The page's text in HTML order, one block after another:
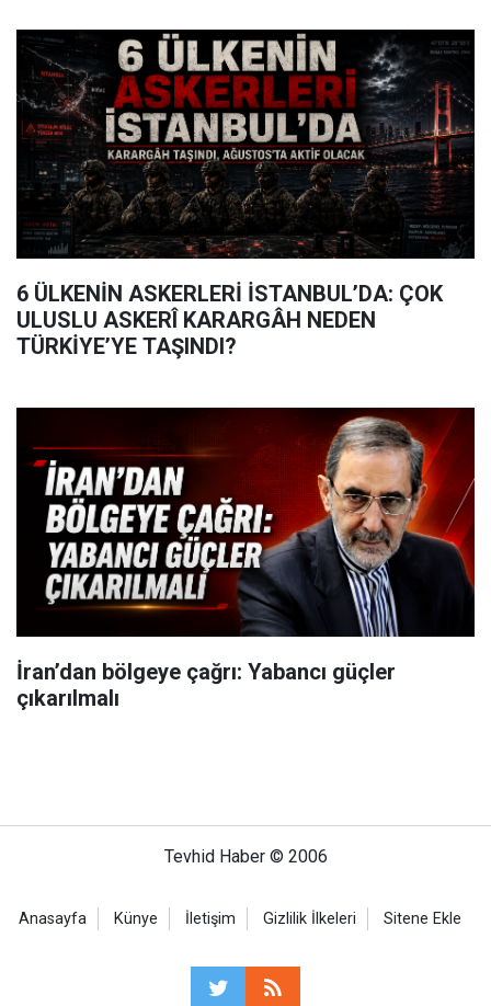
6 ÜLKENİN ASKERLERİ İSTANBUL’DA: ÇOK
ULUSLU ASKERÎ KARARGÂH NEDEN
TÜRKİYE’YE TAŞINDI?
İran’dan bölgeye çağrı: Yabancı güçler
çıkarılmalı
Tevhid Haber © 2006
Anasayfa Künye İletişim Gizlilik İlkeleri Sitene Ekle